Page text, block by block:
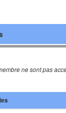
ne sont pas